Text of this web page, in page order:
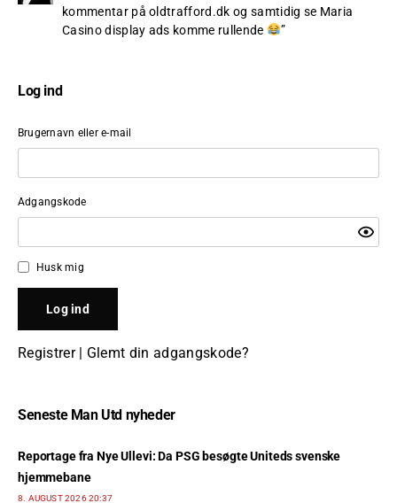
kommentar på oldtrafford.dk og samtidig se Maria
Casino display ads komme rullende
”
Log ind
Brugernavn eller e-mail
Adgangskode
Husk mig
Registrer| Glemt din adgangskode?
Seneste Man Utd nyheder
Reportage fra Nye Ullevi: Da PSG besøgte Uniteds svenske
hjemmebane
8. AUGUST 2026 20:37